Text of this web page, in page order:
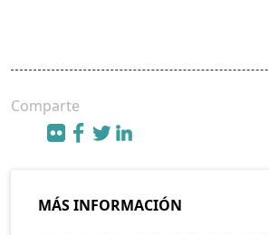
Comparte
MÁS INFORMACIÓN